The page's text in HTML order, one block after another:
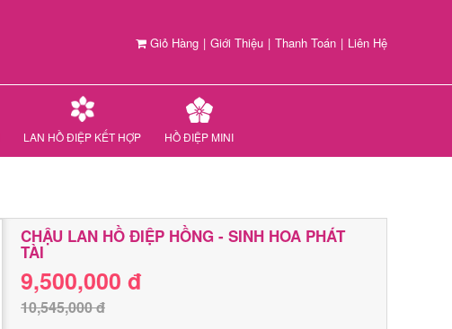
Giỏ Hàng | Giới Thiệu | Thanh Toán | Liên Hệ
LAN HỒ ĐIỆP KẾT HỢP HỒ ĐIỆP MINI
CHẬU LAN HỒ ĐIỆP HỒNG - SINH HOA PHÁT
TÀI
9,500,000 đ
10,545,000 đ